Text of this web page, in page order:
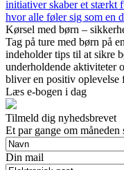
initiativer skaber et stærkt
hvor alle føler sig som en
Kørsel med børn –
Tag på ture med børn på
indeholder tips til at sikre
underholdende aktiviteter
bliver en positiv oplevelse
Læs e-bogen i dag
Tilmeld dig nyhedsbrevet
Et par gange om
Din mail